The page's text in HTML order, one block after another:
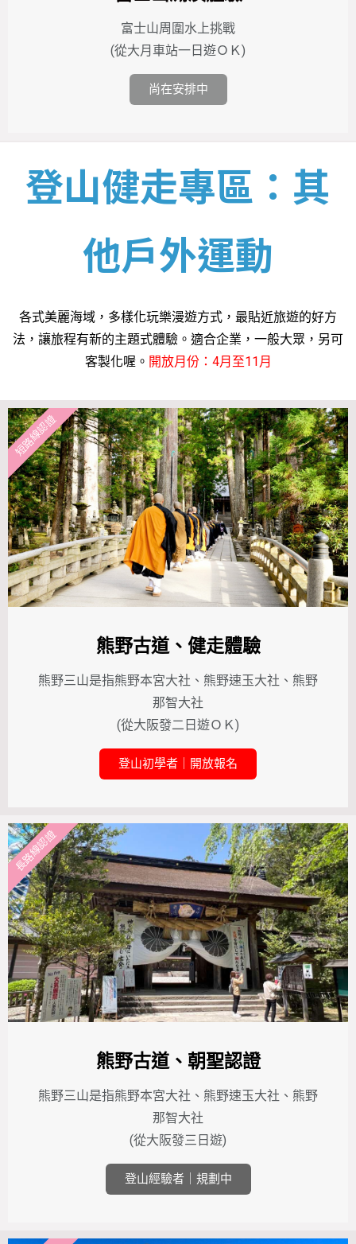
富士山周圍水上挑戰
(從大月車站一日遊ＯＫ)
尚在安排中
登山健走專區：其
他戶外運動
各式美麗海域，多樣化玩樂漫遊方式，最貼近旅遊的好方
法，讓旅程有新的主題式體驗。適合企業，一般大眾，另可
客製化喔。 開放月份：4月至11月
熊野古道、健走體驗
熊野三山是指熊野本宮大社、熊野速玉大社、熊野
那智大社
(從大阪發二日遊ＯＫ)
登山初學者｜開放報名
短路線認證
熊野古道、朝聖認證
熊野三山是指熊野本宮大社、熊野速玉大社、熊野
那智大社
(從大阪發三日遊)
登山經驗者｜規劃中
長路線認證